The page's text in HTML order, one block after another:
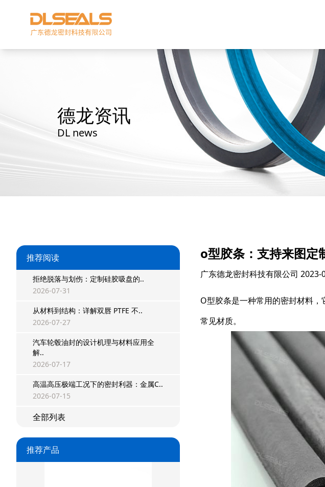
德龙资讯
DL news
推荐阅读
拒绝脱落与划伤：定制硅胶吸盘的..
2026-07-31
从材料到结构：详解双唇 PTFE 不..
2026-07-27
汽车轮毂油封的设计机理与材料应用全
解..
2026-07-17
高温高压极端工况下的密封利器：金属C..
2026-07-15
全部列表
推荐产品
方形组合封
双唇同轴密封
o型胶条：支持来图定
广东德龙密封科技有限公司 2023-
O型胶条是一种常用的密封材料
常见材质。